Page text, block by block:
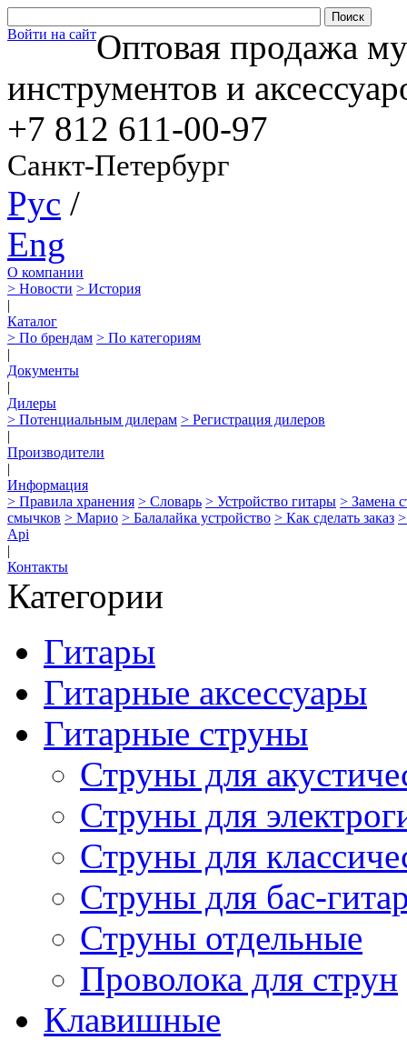
Войти на сайтОптовая продажа
инструментов и
+7 812 611-00-97
Санкт-Петербург
Рус /
Eng
О компании
> Новости > История
|
Каталог
> По брендам > По категориям
|
Документы
|
Дилеры
> Потенциальным дилерам > Регистрация дилеров
|
Производители
|
Информация
> Правила хранения > Словарь > Устройство гитары > Замена
смычков > Марио > Балалайка устройство > Как сделать заказ
Api
|
Контакты
Категории
Гитары
Гитарные аксессуары
Гитарные струны
Струны для
Струны для
Струны для
Струны для бас-
Струны отдельные
Проволока для струн
Клавишные